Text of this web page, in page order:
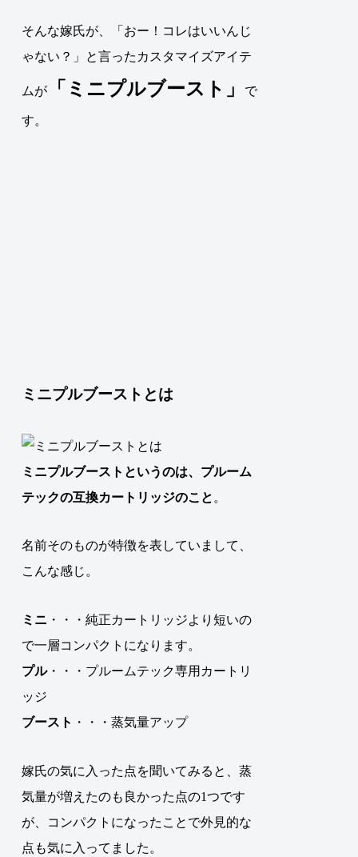
そんな嫁氏が、「おー！コレはいいんじ
ゃない？」と言ったカスタマイズアイテ
ムが 「 ミニプルブースト 」 で
す。
ミニプルブーストとは
ミニプルブーストというのは、 プルーム
テックの互換カートリッジのこと 。
名前そのものが特徴を表していまして、
こんな感じ。
ミニ ・・・純正カートリッジより短いの
で一層コンパクトになります。
プル・・・プルームテック専用カートリ
ッジ
ブースト ・・・蒸気量アップ
嫁氏の気に入った点を聞いてみると、蒸
気量が増えたのも良かった点の1つです
が、コンパクトになったことで外見的な
点も気に入ってました。